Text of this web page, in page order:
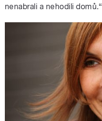
nenabrali a nehodili domů.“